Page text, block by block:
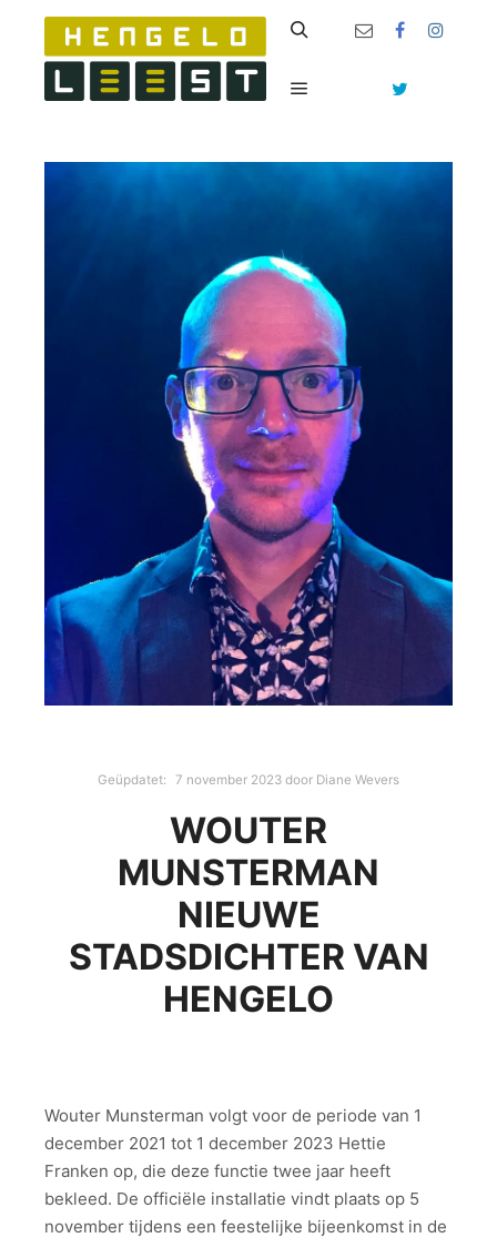
Geüpdatet: 7 november 2023 door Diane Wevers
WOUTER
MUNSTERMAN
NIEUWE
STADSDICHTER VAN
HENGELO
Wouter Munsterman volgt voor de periode van 1
december 2021 tot 1 december 2023 Hettie
Franken op, die deze functie twee jaar heeft
bekleed. De officiële installatie vindt plaats op 5
november tijdens een feestelijke bijeenkomst in de